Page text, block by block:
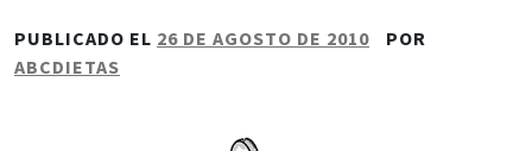
PUBLICADO EL 26 DE AGOSTO DE 2010
POR
ABCDIETAS